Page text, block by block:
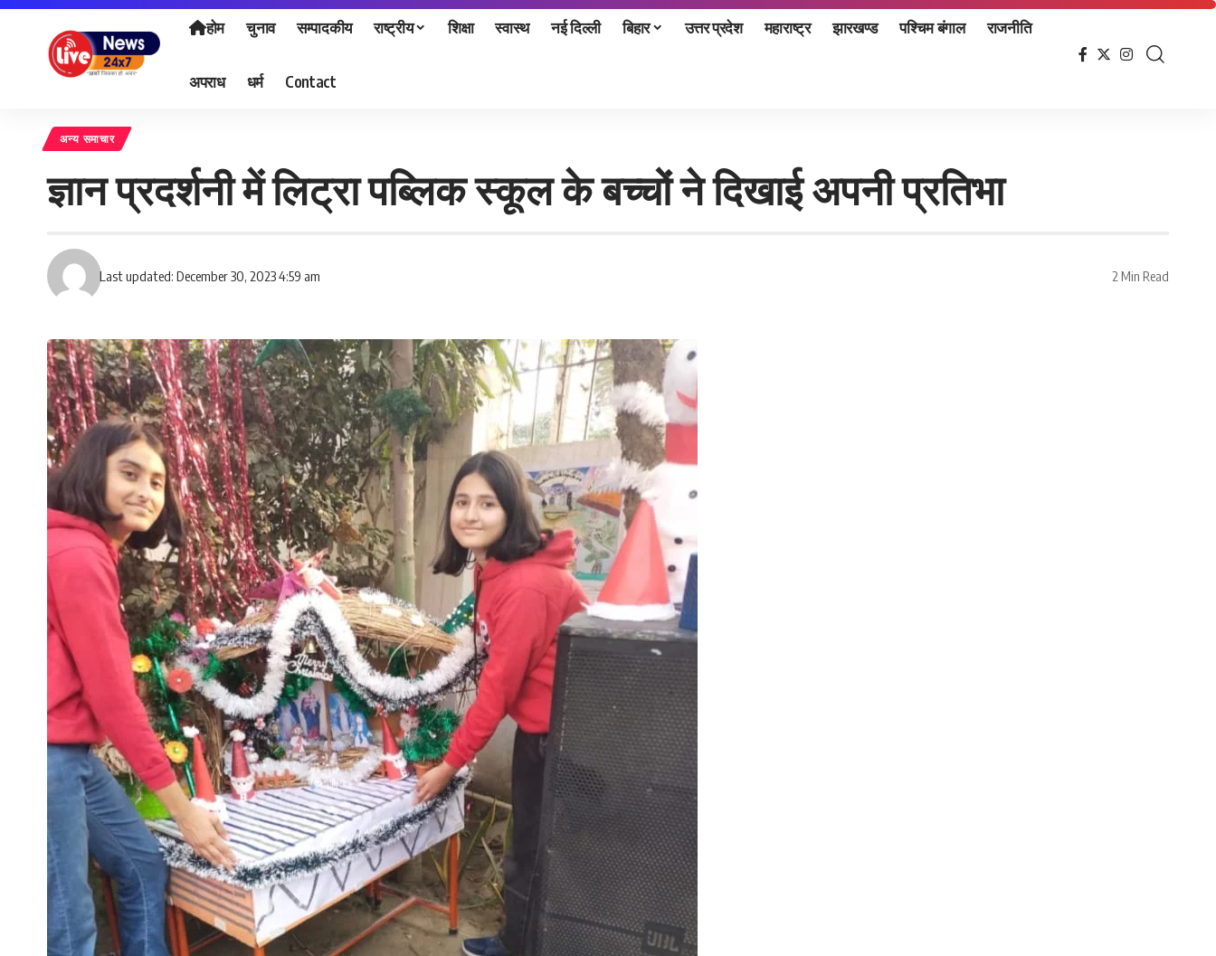
होम चुनाव सम्पादकीय राष्ट्रीय शिक्षा स्वास्थ नई दिल्ली बिहार उत्तर प्रदेश महाराष्ट्र झारखण्ड पश्चिम बंगाल राजनीति
अपराध धर्म Contact
अन्य समाचार
ज्ञान प्रदर्शनी में लिट्रा पब्लिक स्कूल के बच्चों ने दिखाई अपनी प्रतिभा
Last updated: December 30, 2023 4:59 am 2 Min Read